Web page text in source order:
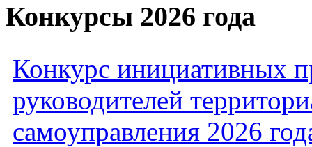
Конкурсы 2026 года
Конкурс инициативных
руководителей
самоуправления 2026